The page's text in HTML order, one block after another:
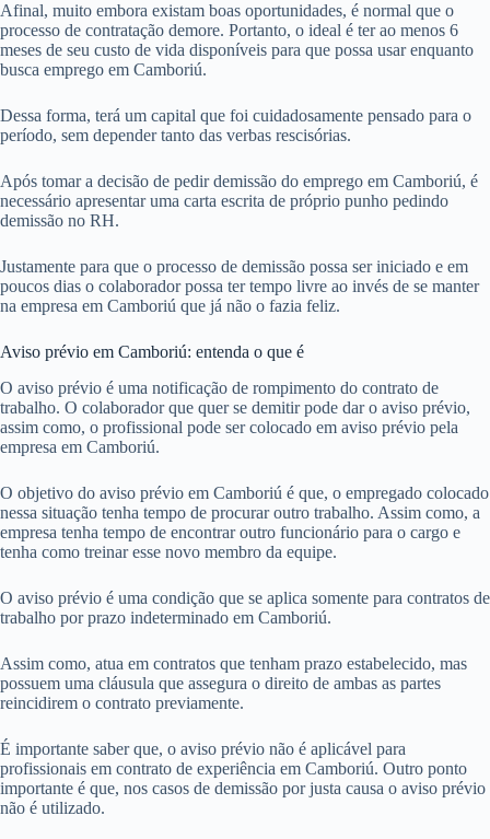
Afinal, muito embora existam boas oportunidades, é normal que o
processo de contratação demore. Portanto, o ideal é ter ao menos 6
meses de seu custo de vida disponíveis para que possa usar enquanto
busca emprego em Camboriú.
Dessa forma, terá um capital que foi cuidadosamente pensado para o
período, sem depender tanto das verbas rescisórias.
Após tomar a decisão de pedir demissão do emprego em Camboriú, é
necessário apresentar uma carta escrita de próprio punho pedindo
demissão no RH.
Justamente para que o processo de demissão possa ser iniciado e em
poucos dias o colaborador possa ter tempo livre ao invés de se manter
na empresa em Camboriú que já não o fazia feliz.
Aviso prévio em Camboriú: entenda o que é
O aviso prévio é uma notificação de rompimento do contrato de
trabalho. O colaborador que quer se demitir pode dar o aviso prévio,
assim como, o profissional pode ser colocado em aviso prévio pela
empresa em Camboriú.
O objetivo do aviso prévio em Camboriú é que, o empregado colocado
nessa situação tenha tempo de procurar outro trabalho. Assim como, a
empresa tenha tempo de encontrar outro funcionário para o cargo e
tenha como treinar esse novo membro da equipe.
O aviso prévio é uma condição que se aplica somente para contratos de
trabalho por prazo indeterminado em Camboriú.
Assim como, atua em contratos que tenham prazo estabelecido, mas
possuem uma cláusula que assegura o direito de ambas as partes
reincidirem o contrato previamente.
É importante saber que, o aviso prévio não é aplicável para
profissionais em contrato de experiência em Camboriú. Outro ponto
importante é que, nos casos de demissão por justa causa o aviso prévio
não é utilizado.